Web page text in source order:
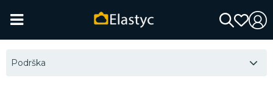
Podrška